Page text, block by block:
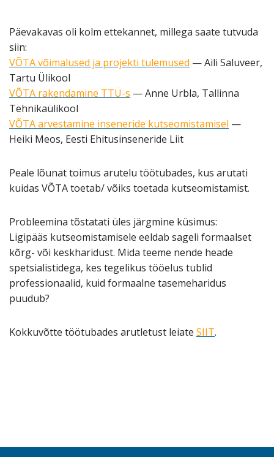
Päevakavas oli kolm ettekannet, millega saate tutvuda
siin:
VÕTA võimalused ja projekti tulemused — Aili Saluveer,
Tartu Ülikool
VÕTA rakendamine TTÜ-s — Anne Urbla, Tallinna
Tehnikaülikool
VÕTA arvestamine inseneride kutseomistamisel —
Heiki Meos, Eesti Ehitusinseneride Liit
Peale lõunat toimus arutelu töötubades, kus arutati
kuidas VÕTA toetab/ võiks toetada kutseomistamist.
Probleemina tõstatati üles järgmine küsimus:
Ligipääs kutseomistamisele eeldab sageli formaalset
kõrg- või keskharidust. Mida teeme nende heade
spetsialistidega, kes tegelikus tööelus tublid
professionaalid, kuid formaalne tasemeharidus
puudub?
Kokkuvõtte töötubades arutletust leiate SIIT.